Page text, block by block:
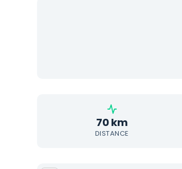
70 km
DISTANCE